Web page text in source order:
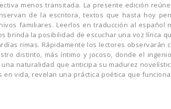
menos transitada. La presente edición
de la escritora, textos que hasta hoy
familiares. Leerlos en traducción al español
brinda la posibilidad de escuchar una voz lírica
rimas. Rápidamente los lectores observarán
distinto, más íntimo y jocoso, donde el
naturalidad que anticipa su madurez
vida, revelan una práctica poética que